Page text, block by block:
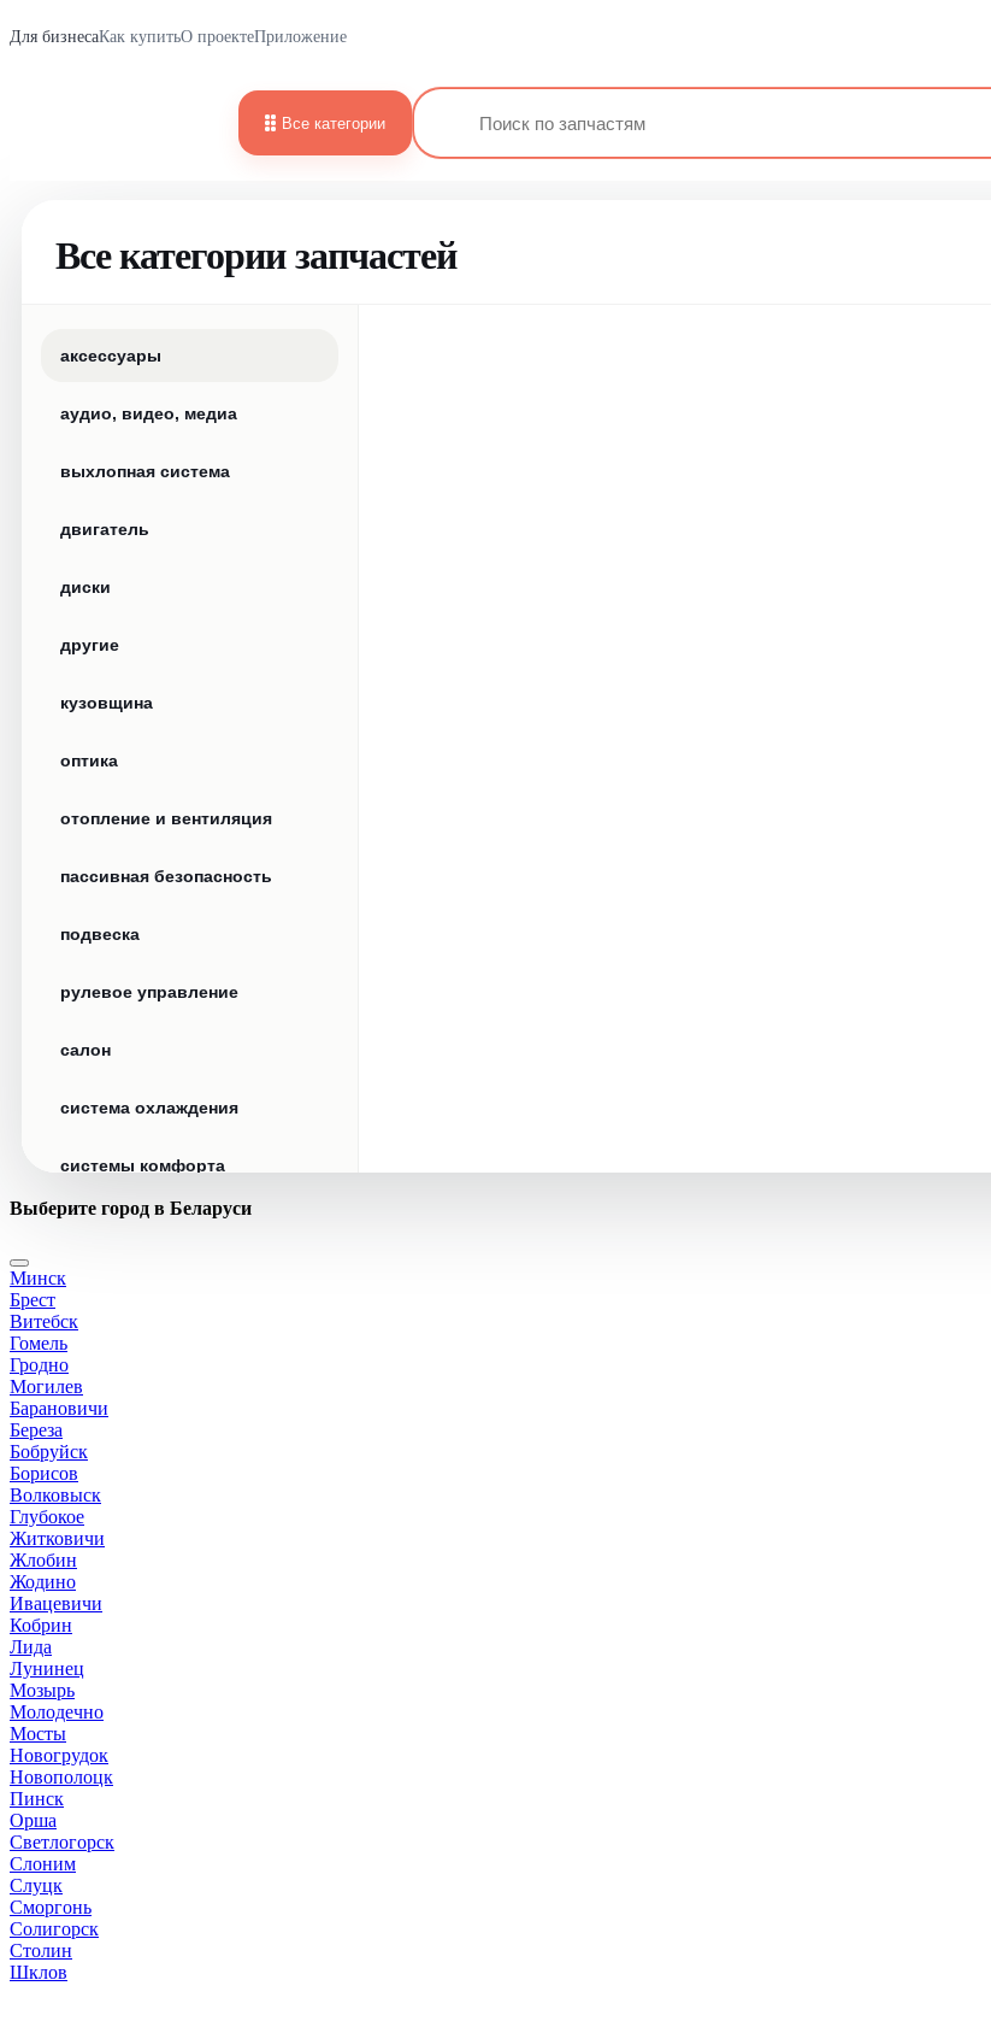
Для бизнесаКак купитьО проектеПриложение
Все категории
Все категории запчастей
аксессуары
аудио, видео, медиа
выхлопная система
двигатель
диски
другие
кузовщина
оптика
отопление и вентиляция
пассивная безопасность
подвеска
рулевое управление
салон
система охлаждения
системы комфорта
стекла
стеклоочистители
топливная система
тормозная система
трансмиссия
электрика
Выберите город в Беларуси
Минск
Брест
Витебск
Гомель
Гродно
Могилев
Барановичи
Береза
Бобруйск
Борисов
Волковыск
Глубокое
Житковичи
Жлобин
Жодино
Ивацевичи
Кобрин
Лида
Лунинец
Мозырь
Молодечно
Мосты
Новогрудок
Новополоцк
Пинск
Орша
Светлогорск
Слоним
Слуцк
Сморгонь
Солигорск
Столин
Шклов